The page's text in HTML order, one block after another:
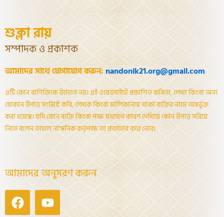
শুক্লা রায়
সম্পাদক ও প্রকাশক
আমাদের সাথে যোগাযোগ করুন: nandonik21.org@gmail.com
এটি কোন বাণিজ্যিক উদ্যোগ নয়। এই ওয়েবসাইটে প্রকাশিত কবিতা, লেখা কিংবা অন্য
যেকোন উপাত্ত সংশ্লিষ্ট কবি, লেখক কিংবা মালিকানায় থাকা ব্যক্তির নামে অন্তর্ভূক্ত
করা হয়েছে। যদি কোন ব্যক্তি কিংবা পক্ষ যথাযথ কারণ দেখিয়ে কোন উপাত্ত সরিয়ে
নিতে বলেন তাহলে নান্দনিক কর্তৃপক্ষ তা প্রত্যাহার করে নেবে।
আমাদের অনুসরণ করুন
FacebookYoutube